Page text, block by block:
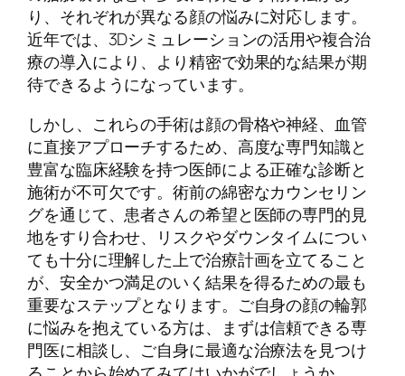
り、それぞれが異なる顔の悩みに対応します。
近年では、3Dシミュレーションの活用や複合治
療の導入により、より精密で効果的な結果が期
待できるようになっています。
しかし、これらの手術は顔の骨格や神経、血管
に直接アプローチするため、高度な専門知識と
豊富な臨床経験を持つ医師による正確な診断と
施術が不可欠です。術前の綿密なカウンセリン
グを通じて、患者さんの希望と医師の専門的見
地をすり合わせ、リスクやダウンタイムについ
ても十分に理解した上で治療計画を立てること
が、安全かつ満足のいく結果を得るための最も
重要なステップとなります。ご自身の顔の輪郭
に悩みを抱えている方は、まずは信頼できる専
門医に相談し、ご自身に最適な治療法を見つけ